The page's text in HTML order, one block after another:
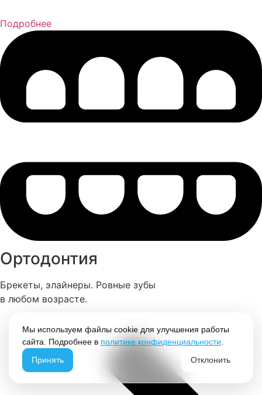
Подробнее
Ортодонтия
Брекеты, элайнеры. Ровные зубы
в любом возрасте.
Мы используем файлы cookie для улучшения работы
сайта. Подробнее в политике конфиденциальности
Принять
Отклонить